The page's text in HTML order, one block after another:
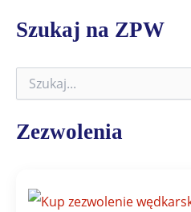
Szukaj na ZPW
k
a
Zezwolenia